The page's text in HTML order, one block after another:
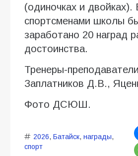
(одиночках и двойках).
спортсменами школы
заработано 20 наград
достоинства.
Тренеры-
Заплатников Д.В.,
Фото ДСЮШ.
2026, Батайск, награды,
спорт